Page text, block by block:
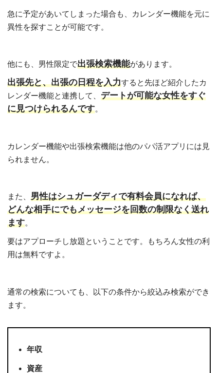
急に予定があいてしまった場合も、カレンダー機能を元に
異性を探すことが可能です。
他にも、男性限定で出張検索機能があります。
出張先と、出張の日程を入力すると先ほど紹介したカ
レンダー機能と連携して、 デートが可能な女性をすぐ
に見つけられるんです。
カレンダー機能や出張検索機能は他のパパ活アプリには見
られません。
また、 男性はシュガーダディで有料会員になれば、
どんな相手にでもメッセージを回数の制限なく送れ
ます。
要はアプローチし放題ということです。もちろん女性の利
用は無料ですよ。
通常の検索についても、以下の条件から絞込み検索ができ
ます。
年収
資産